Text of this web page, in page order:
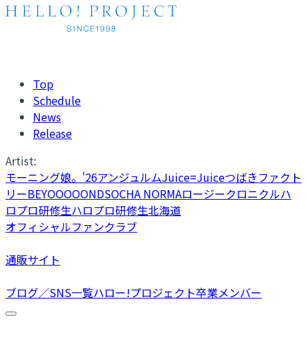
Top
Schedule
News
Release
Artist:
モーニング娘。'26アンジュルムJuice=Juiceつばきファクト
リーBEYOOOOONDSOCHA NORMAロージークロニクルハ
ロプロ研修生ハロプロ研修生北海道
オフィシャルファンクラブ
通販サイト
ブログ／SNS一覧ハロー!プロジェクト卒業メンバー